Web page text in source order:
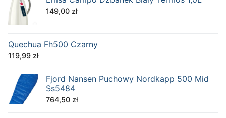
149,00 zł
Quechua Fh500 Czarny
119,99 zł
Fjord Nansen Puchowy Nordkapp 500 Mid
Ss5484
764,50 zł